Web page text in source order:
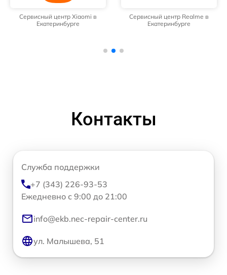
Сервисный центр Xiaomi в
Екатеринбурге
Сервисный центр Realme в
Екатеринбурге
Контакты
Служба поддержки
+7 (343) 226-93-53
Ежедневно с 9:00 до 21:00
info@ekb.nec-repair-center.ru
ул. Малышева, 51